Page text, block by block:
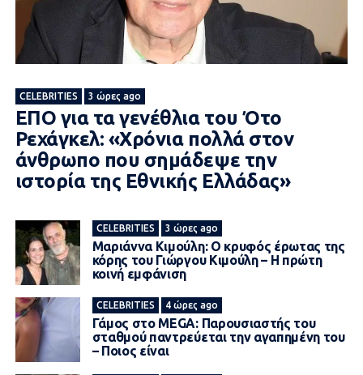
CELEBRITIES 3 ώρες ago
ΕΠΟ για τα γενέθλια του Ότο
Ρεχάγκελ: «Χρόνια πολλά στον
άνθρωπο που σημάδεψε την
ιστορία της Εθνικής Ελλάδας»
CELEBRITIES 3 ώρες ago
Μαριάννα Κιμούλη: Ο κρυφός έρωτας της
κόρης του Γιώργου Κιμούλη – Η πρώτη
κοινή εμφάνιση
CELEBRITIES 4 ώρες ago
Γάμος στο MEGA: Παρουσιαστής του
σταθμού παντρεύεται την αγαπημένη του
– Ποιος είναι